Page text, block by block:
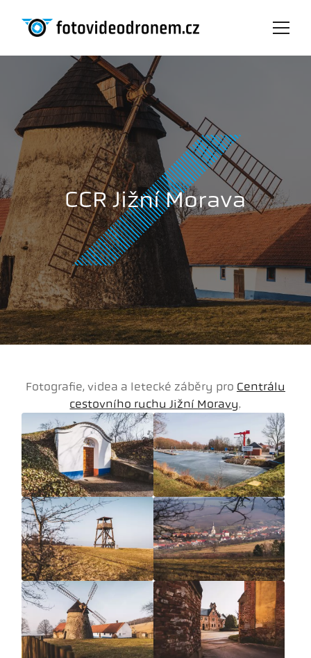
CCR Jižní Morava
Fotografie, videa a letecké záběry pro Centrálu
cestovního ruchu Jižní Moravy.